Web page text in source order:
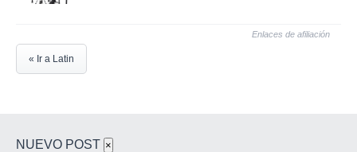
Enlaces de afiliación
« Ir a Latin
NUEVO POST ×